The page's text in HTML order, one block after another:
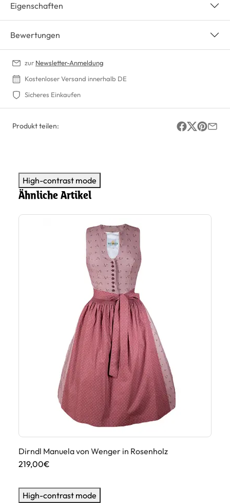
Eigenschaften
Bewertungen
zur Newsletter-Anmeldung
Kostenloser Versand innerhalb DE
Sicheres Einkaufen
Produkt teilen:
High-contrast mode
Ähnliche Artikel
Dirndl Manuela von Wenger in Rosenholz
219,00€
High-contrast mode